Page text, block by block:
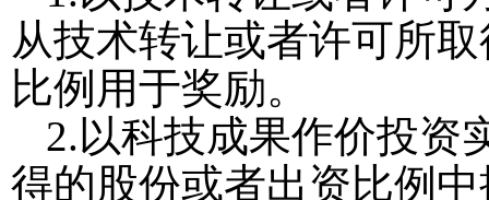
从技术转让或者许可所
比例用于奖励。
2.以科技成果作价投资
得的股份或者出资比例